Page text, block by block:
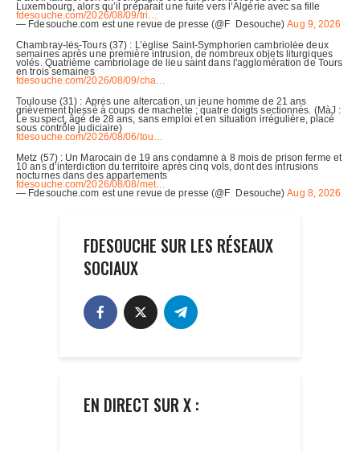
FDESOUCHE SUR LES RÉSEAUX
SOCIAUX
EN DIRECT SUR X :